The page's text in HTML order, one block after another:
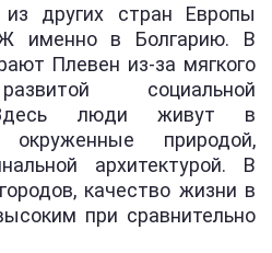
других стран Европы
именно в Болгарию. В
Плевен из-за мягкого
социальной
Здесь люди живут в
природой,
архитектурой. В
качество жизни в
при сравнительно